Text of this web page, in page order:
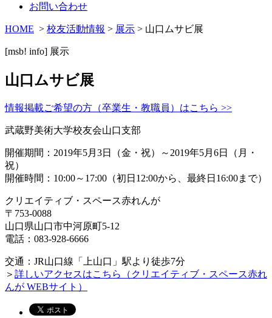
お問い合わせ
HOME > 校友活動情報 > 展示 > 山口ムサビ展
[msb! info] 展示
山口ムサビ展
情報掲載ご希望の方（卒業生・教職員）はこちら >>
武蔵野美術大学校友会山口支部
開催期間：2019年5月3日（金・祝）～2019年5月6日（月・
祝）
開催時間：10:00～17:00（初日12:00から、最終日16:00まで）
クリエイティブ・スペース赤れんが
〒753-0088
山口県山口市中河原町5-12
電話：083-928-6666
交通：JR山口線「上山口」駅より徒歩7分
＞ 詳しいアクセスはこちら（クリエイティブ・スペース赤れ
んが WEBサイト）